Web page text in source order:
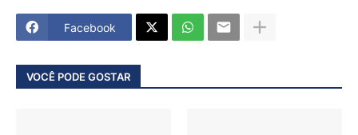
Facebook
VOCÊ PODE GOSTAR